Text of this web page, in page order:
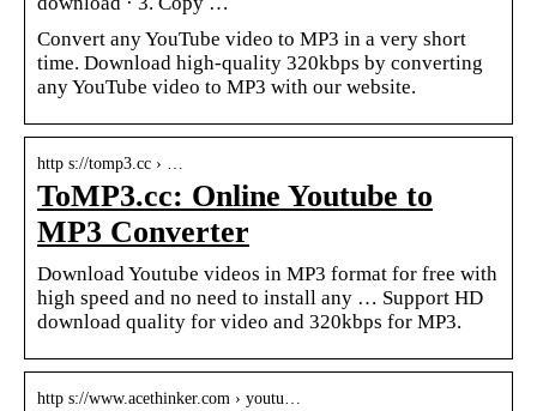
Convert any YouTube video to MP3 in a very short
time. Download high-quality 320kbps by converting
any YouTube video to MP3 with our website.
http s://tomp3.cc › …
ToMP3.cc: Online Youtube to
MP3 Converter
Download Youtube videos in MP3 format for free with
high speed and no need to install any … Support HD
download quality for video and 320kbps for MP3.
http s://www.acethinker.com › youtu…